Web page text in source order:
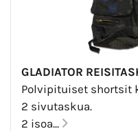
GLADIATOR
Polvipituiset shortsit
2 sivutaskua.
2 isoa...